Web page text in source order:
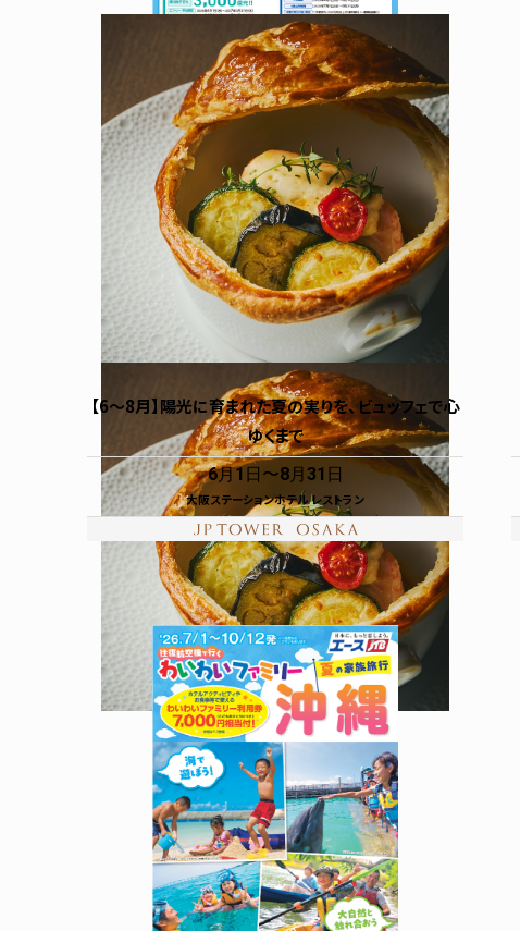
【6～8月】陽光に育まれた夏の実りを、ビュッフェで心
ゆくまで
6月1日 8月31日
大阪ステーションホテル レストラン